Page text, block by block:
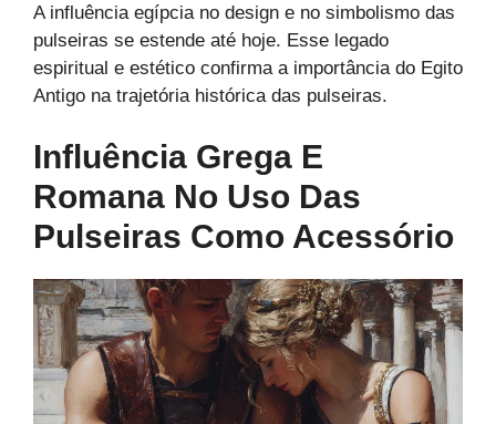
A influência egípcia no design e no simbolismo das
pulseiras se estende até hoje. Esse legado
espiritual e estético confirma a importância do Egito
Antigo na trajetória histórica das pulseiras.
Influência Grega E
Romana No Uso Das
Pulseiras Como Acessório